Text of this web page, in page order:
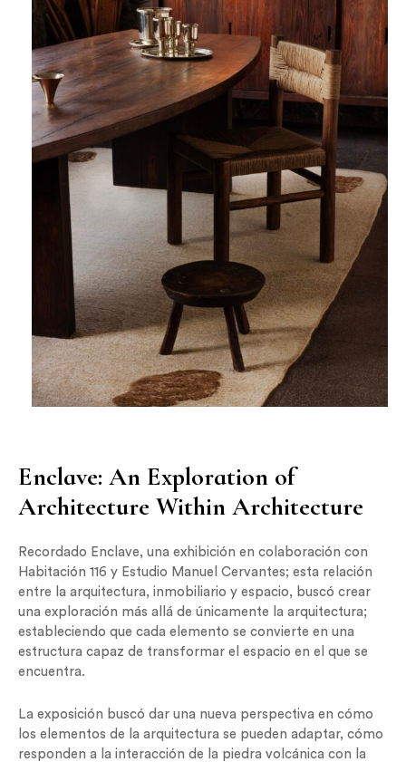
Enclave: An Exploration of
Architecture Within Architecture
Recordado Enclave, una exhibición en colaboración con
Habitación 116 y Estudio Manuel Cervantes; esta relación
entre la arquitectura, inmobiliario y espacio, buscó crear
una exploración más allá de únicamente la arquitectura;
estableciendo que cada elemento se convierte en una
estructura capaz de transformar el espacio en el que se
encuentra.
La exposición buscó dar una nueva perspectiva en cómo
los elementos de la arquitectura se pueden adaptar, cómo
responden a la interacción de la piedra volcánica con la